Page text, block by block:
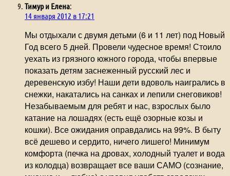
Тимур и Елена:
14 января 2012 в 17:21
Мы отдыхали с двумя детьми (6 и 11 лет) под Новый
Год всего 5 дней. Провели чудесное время! Стоило
уехать из грязного южного города, чтобы впервые
показать детям заснеженный русский лес и
деревенскую избу! Наши дети вдоволь наигрались в
снежки, накатались на санках и лепили снеговиков!
Незабываемым для ребят и нас, взрослых было
катание на лошадях (есть ещё озорные козы и
кошки). Все ожидания оправдались на 99%. В быту
всё дешево и сердито, ничего лишего! Минимум
комфорта (печка на дровах, холодный туалет и вода
из колодца) возвращает все ваши САМО (сознание,